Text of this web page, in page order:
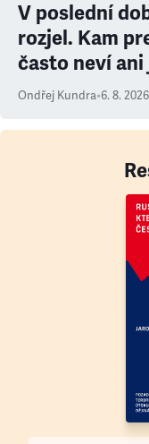
V poslední
rozjel. Kam
často neví
Ondřej Kundra•6. 8. 2026